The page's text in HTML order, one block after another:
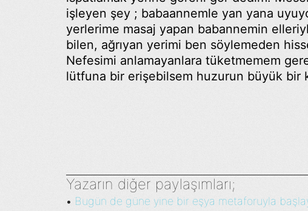
işleyen şey ; babaannemle yan yana
yerlerime masaj yapan babannemin
bilen, ağrıyan yerimi ben söylemeden
Nefesimi anlamayanlara tüketmemem
lütfuna bir erişebilsem huzurun büyük bir
Yazarın diğer paylaşımları;
• Bugün de güne yine bir eşya metaforuyla